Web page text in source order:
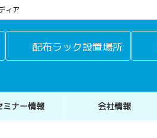
ィア
配布ラック設置場所
ミナー情報 会社情報